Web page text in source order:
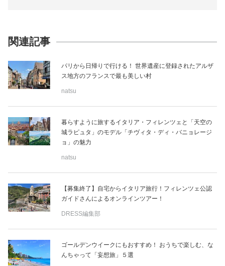
関連記事
パリから日帰りで行ける！ 世界遺産に登録されたアルザ
ス地方のフランスで最も美しい村
natsu
暮らすように旅するイタリア・フィレンツェと「天空の
城ラピュタ」のモデル「チヴィタ・ディ・バニョレージ
ョ」の魅力
natsu
【募集終了】自宅からイタリア旅行！フィレンツェ公認
ガイドさんによるオンラインツアー！
DRESS編集部
ゴールデンウイークにもおすすめ！ おうちで楽しむ、な
んちゃって「妄想旅」５選